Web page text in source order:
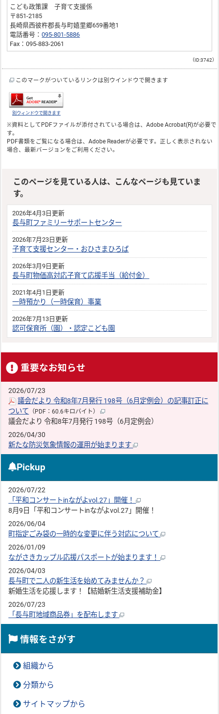
こども政策課 子育て支援係
〒851-2185
長崎県西彼杵郡長与町嬉里郷659番地1
電話番号：095-801-5886
Fax：095-883-2061
（ID:3742）
このマークがついているリンクは別ウインドウで開きます
別ウィンドウで開きます
※資料としてPDFファイルが添付されている場合は、Adobe Acrobat(R)が必要で
す。
PDF書類をご覧になる場合は、Adobe Readerが必要です。正しく表示されない
場合、最新バージョンをご利用ください。
このページを見ている人は、こんなページも見ていま
す。
2026年4月3日更新
長与町ファミリーサポートセンター
2026年7月23日更新
子育て支援センター・おひさまひろば
2026年3月9日更新
長与町物価高対応子育て応援手当（給付金）
2021年4月1日更新
一時預かり（一時保育）事業
2026年7月13日更新
認可保育所（園）・認定こども園
重要なお知らせ
2026/07/23
議会だより 令和8年7月発行 198号（6月定例会）の記事訂正に
ついて （PDF：60.6キロバイト）
議会だより 令和8年7月発行 198号（6月定例会）
2026/04/30
新たな防災気象情報の運用が始まります
Pickup
2026/07/22
「平和コンサートinながよvol.27」開催！
8月9日「平和コンサートinながよvol.27」開催！
2026/06/04
町指定ごみ袋の一時的な変更に伴う対応について
2026/01/09
ながさきカップル応援パスポートが始まります！
2026/04/03
長与町で二人の新生活を始めてみませんか？
新婚生活を応援します！【結婚新生活支援補助金】
2026/07/23
「長与町地域商品券」を配布します
情報をさがす
組織から
分類から
サイトマップから